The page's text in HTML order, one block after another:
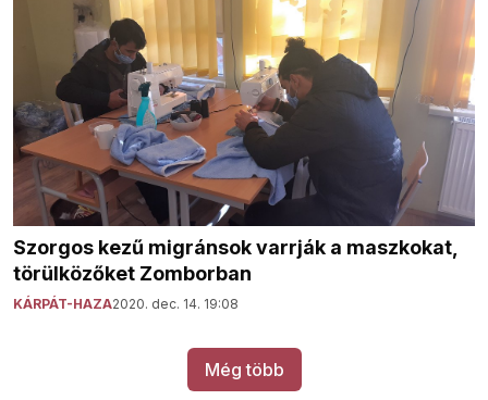
Szorgos kezű migránsok varrják a maszkokat,
törülközőket Zomborban
KÁRPÁT-HAZA2020. dec. 14. 19:08
Még több